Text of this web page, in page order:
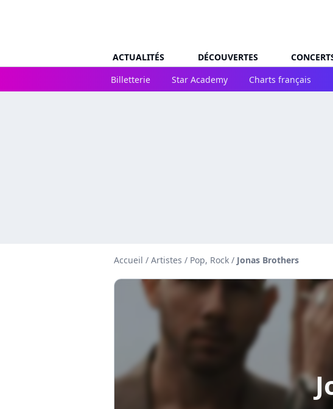
ACTUALITÉS DÉCOUVERTES
Billetterie
Star Academy Charts français
Accueil / Artistes / Pop, Rock / Jonas Brothers